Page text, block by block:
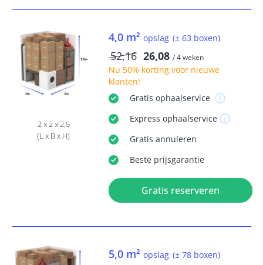
2 x 2 x 2,5
(L x B x H)
4,0 m² opslag (± 63 boxen)
52,16 26,08 / 4 weken
Nu 50% kortingvoor nieuwe
klanten!
Gratis ophaalservice
Express ophaalservice
Gratis annuleren
Beste prijsgarantie
Gratis reserveren
5,0 m² opslag (± 78 boxen)